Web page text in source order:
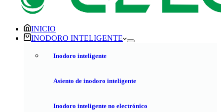
INICIO
INODORO INTELIGENTE
Inodoro inteligente
Asiento de inodoro inteligente
Inodoro inteligente no electrónico